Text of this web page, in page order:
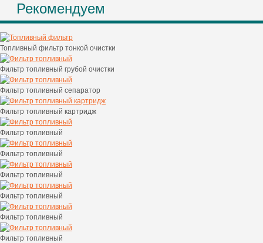
Рекомендуем
Топливный фильтр тонкой очистки
Фильтр топливный грубой очистки
Фильтр топливный сепаратор
Фильтр топливный картридж
Фильтр топливный
Фильтр топливный
Фильтр топливный
Фильтр топливный
Фильтр топливный
Фильтр топливный